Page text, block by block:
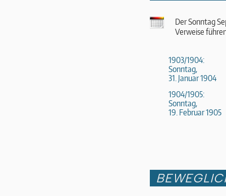
Der Sonntag
Verweise
1903/1904:
Sonntag,
31. Januar 1904
1904/1905:
Sonntag,
19. Februar 1905